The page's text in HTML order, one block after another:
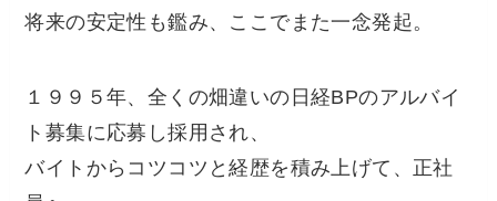
将来の安定性も鑑み、ここでまた一念発起。
１９９５年、全くの畑違いの日経BPのアルバイ
ト募集に応募し採用され、
バイトからコツコツと経歴を積み上げて、正社